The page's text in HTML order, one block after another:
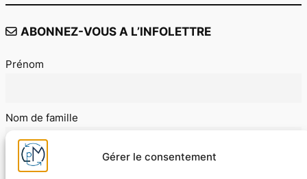
Gérer le consentement
ABONNEZ-VOUS A L’INFOLETTRE
Prénom
Nom de famille
E-mail